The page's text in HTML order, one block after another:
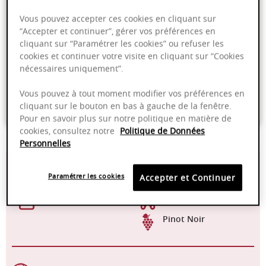
Millésime en cours de transition 2022
Livraison offerte dans nos points de vente
Paiement sécurisé
Fût de chêne de
600L
Pinot Noir
Vous pouvez accepter ces cookies en cliquant sur
“Accepter et continuer”, gérer vos préférences en
cliquant sur “Paramétrer les cookies” ou refuser les
cookies et continuer votre visite en cliquant sur “Cookies
nécessaires uniquement”.
Vous pouvez à tout moment modifier vos préférences en
cliquant sur le bouton en bas à gauche de la fenêtre.
Pour en savoir plus sur notre politique en matière de
cookies, consultez notre Politique de Données
Personnelles
Accepter et Continuer
Paramétrer les cookies